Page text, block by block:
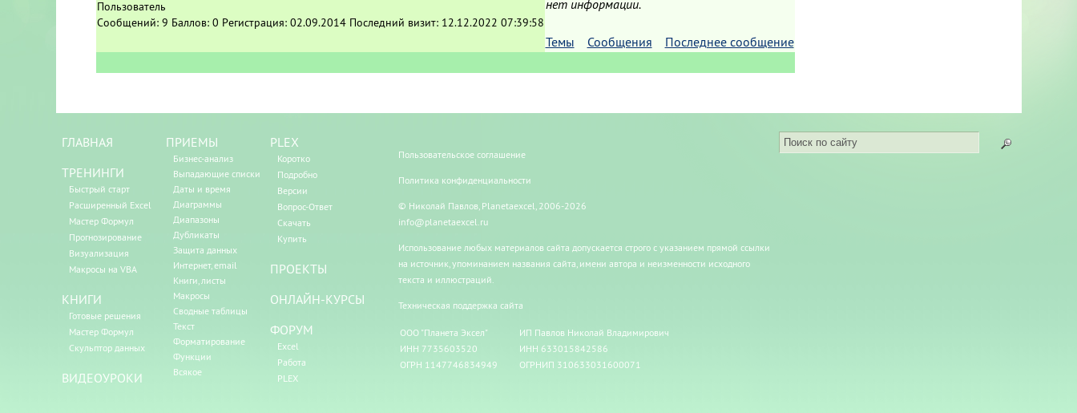
Пользователь
Сообщений: 9 Баллов: 0 Регистрация: 02.09.2014 Последний визит: 12.12.2022 07:39:58
нет информации.
Темы Сообщения Последнее сообщение
ГЛАВНАЯ
ТРЕНИНГИ
Быстрый старт
Расширенный Excel
Мастер Формул
Прогнозирование
Визуализация
Макросы на VBA
КНИГИ
Готовые решения
Мастер Формул
Скульптор данных
ВИДЕОУРОКИ
ПРИЕМЫ
Бизнес-анализ
Выпадающие списки
Даты и время
Диаграммы
Диапазоны
Дубликаты
Защита данных
Интернет, email
Книги, листы
Макросы
Сводные таблицы
Текст
Форматирование
Функции
Всякое
PLEX
Коротко
Подробно
Версии
Вопрос-Ответ
Скачать
Купить
ПРОЕКТЫ
ОНЛАЙН-КУРСЫ
ФОРУМ
Excel
Работа
PLEX
Пользовательское соглашение
Политика конфиденциальности
© Николай Павлов, Planetaexcel, 2006-2026
info@planetaexcel.ru
Использование любых материалов сайта допускается строго с указанием прямой ссылки
на источник, упоминанием названия сайта, имени автора и неизменности исходного
текста и иллюстраций.
Техническая поддержка сайта
ООО "Планета Эксел"
ИНН 7735603520
ОГРН 1147746834949
ИП Павлов Николай Владимирович
ИНН 633015842586
ОГРНИП 310633031600071